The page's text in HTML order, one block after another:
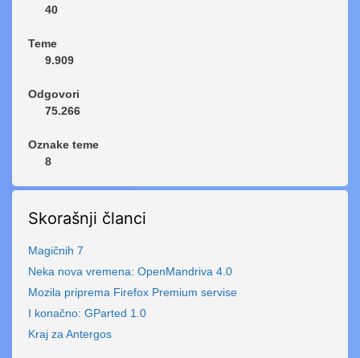
40
Teme
9.909
Odgovori
75.266
Oznake teme
8
Skorašnji članci
Magičnih 7
Neka nova vremena: OpenMandriva 4.0
Mozila priprema Firefox Premium servise
I konačno: GParted 1.0
Kraj za Antergos